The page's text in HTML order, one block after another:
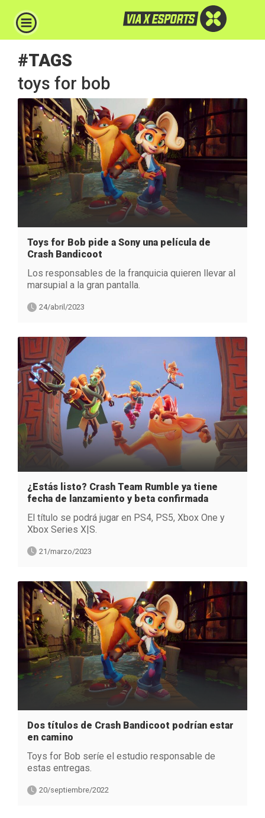
#TAGS
toys for bob
Toys for Bob pide a Sony una película de
Crash Bandicoot
Los responsables de la franquicia quieren llevar al
marsupial a la gran pantalla.
24/abril/2023
¿Estás listo? Crash Team Rumble ya tiene
fecha de lanzamiento y beta confirmada
El título se podrá jugar en PS4, PS5, Xbox One y
Xbox Series X|S.
21/marzo/2023
Dos títulos de Crash Bandicoot podrían estar
en camino
Toys for Bob seríe el estudio responsable de
estas entregas.
20/septiembre/2022